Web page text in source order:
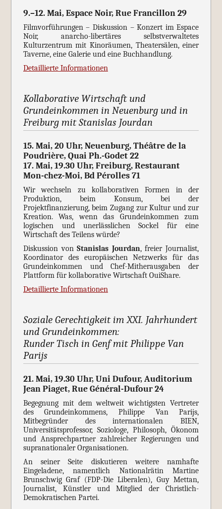
9.–12. Mai, Espace Noir, Rue Francillon 29
Filmvorführungen – Diskussion – Konzert im Espace
Noir, anarcho-libertäres selbstverwaltetes
Kulturzentrum mit Kinoräumen, Theatersälen, einer
Taverne, eine Galerie und eine Buchhandlung.
Detaillierte Informationen
Kollaborative Wirtschaft und
Grundeinkommen in Neuenburg und in
Freiburg mit Stanislas Jourdan
15. Mai, 20 Uhr, Neuenburg, Théâtre de la
Poudrière, Quai Ph.-Godet 22
17. Mai, 19.30 Uhr, Freiburg, Restaurant
Mon-chez-Moi, Bd Pérolles 71
Wir wechseln zu kollaborativen Formen in der
Produktion, beim Konsum, bei der
Projektfinanzierung, beim Zugang zur Kultur und zur
Kreation. Was, wenn das Grundeinkommen zum
logischen und unerlässlichen Sockel für eine
Wirtschaft des Teilens würde?
Diskussion vonStanislas Jourdan, freier Journalist,
Koordinator des europäischen Netzwerks für das
Grundeinkommen und Chef-Mitherausgaben der
Plattform für kollaborative Wirtschaft OuiShare.
Detaillierte Informationen
Soziale Gerechtigkeit im XXI. Jahrhundert
und Grundeinkommen:
Runder Tisch in Genf mit Philippe Van
Parijs
21. Mai, 19.30 Uhr, Uni Dufour, Auditorium
Jean Piaget, Rue Général-Dufour 24
Begegnung mit dem weltweit wichtigsten Vertreter
des Grundeinkommens, Philippe Van Parijs,
Mitbegründer des internationalen BIEN,
Universitätsprofessor, Soziologe, Philosoph, Ökonom
und Ansprechpartner zahlreicher Regierungen und
supranationaler Organisationen.
An seiner Seite diskutieren weitere namhafte
Eingeladene, namentlich Nationalrätin Martine
Brunschwig Graf (FDP-Die Liberalen), Guy Mettan,
Journalist, Künstler und Mitglied der Christlich-
Demokratischen Partei.